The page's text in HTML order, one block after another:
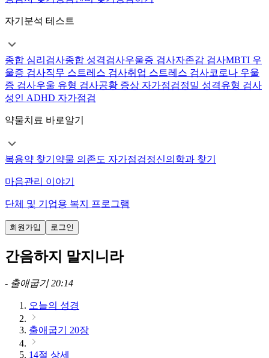
자기분석 테스트
종합 심리검사종합 성격검사우울증 검사자존감 검사MBTI 우
울증 검사직무 스트레스 검사취업 스트레스 검사코로나 우울
증 검사우울 유형 검사공황 증상 자가점검정밀 성격유형 검사
성인 ADHD 자가점검
약물치료 바로알기
복용약 찾기 약물 의존도 자가점검정신의학과 찾기
마음관리 이야기
단체 및 기업용 복지 프로그램
회원가입 로그인
간음하지 말지니라
- 출애굽기 20:14
오늘의 성경
출애굽기 20장
14절 상세